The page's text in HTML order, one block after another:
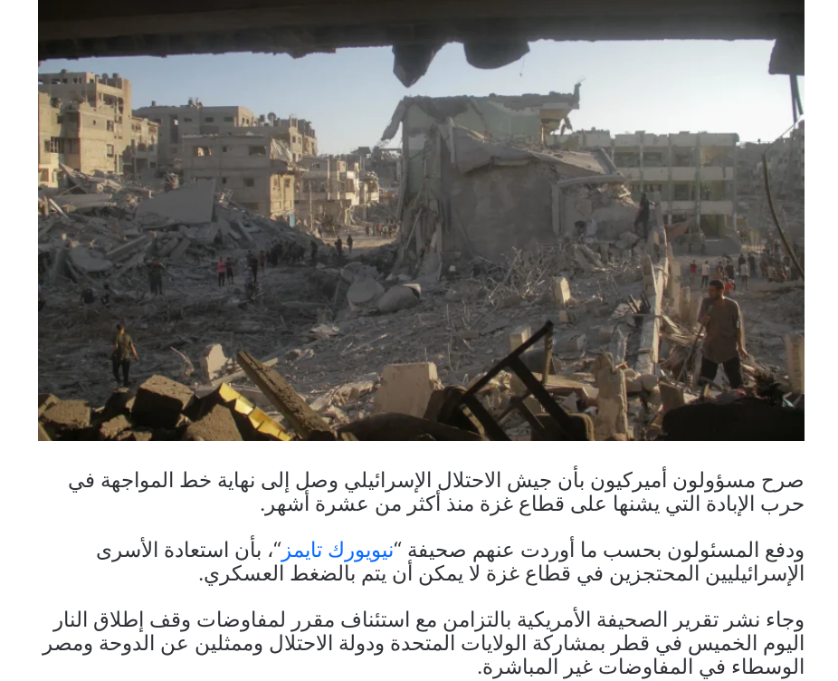
صرح مسؤولون أميركيون بأن جيش الاحتلال الإسرائيلي وصل إلى نهاية خط المواجهة في
حرب الإبادة التي يشنها على قطاع غزة منذ أكثر من عشرة أشهر.
ودفع المسئولون بحسب ما أوردت عنهم صحيفة “نيويورك تايمز “، بأن استعادة الأسرى
الإسرائيليين المحتجزين في قطاع غزة لا يمكن أن يتم بالضغط العسكري.
وجاء نشر تقرير الصحيفة الأمريكية بالتزامن مع استئناف مقرر لمفاوضات وقف إطلاق النار
اليوم الخميس في قطر بمشاركة الولايات المتحدة ودولة الاحتلال وممثلين عن الدوحة ومصر
الوسطاء في المفاوضات غير المباشرة.